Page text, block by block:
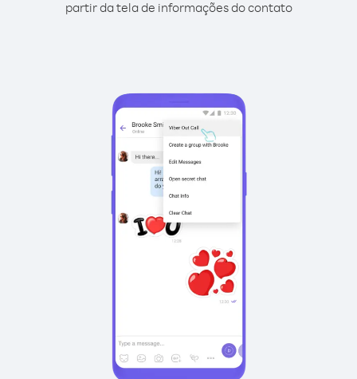
partir da tela de informações do contato